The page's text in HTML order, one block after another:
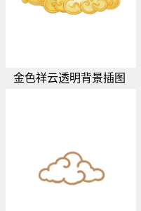
金色祥云透明背景插图